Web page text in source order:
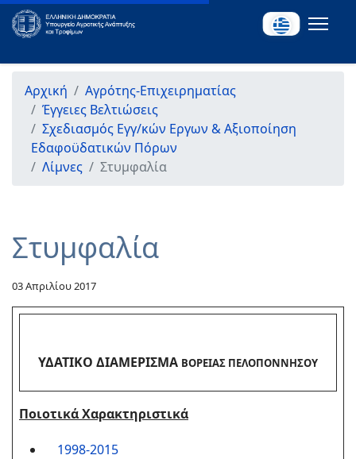
Αρχική
Αγρότης-Επιχειρηματίας
Έγγειες Βελτιώσεις
Σχεδιασμός Εγγ/κών Εργων & Αξιοποίηση
Εδαφοϋδατικών Πόρων
Λίμνες
Στυμφαλία
Στυμφαλία
03 Απριλίου 2017
ΥΔΑΤΙΚΟ ΔΙΑΜΕΡΙΣΜΑ ΒΟΡΕΙΑΣ ΠΕΛΟΠΟΝΝΗΣΟΥ
Ποιοτικά Χαρακτηριστικά
1998-2015